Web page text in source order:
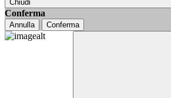
Chiudi
Conferma
Annulla Conferma